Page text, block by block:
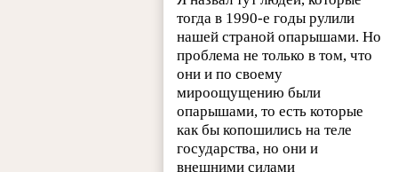
тогда в 1990-е годы рулили
нашей страной опарышами. Но
проблема не только в том, что
они и по своему
мироощущению были
опарышами, то есть которые
как бы копошились на теле
государства, но они и
внешними силами